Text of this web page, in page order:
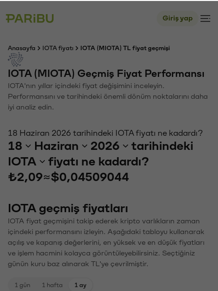
Giriş yap
Anasayfa IOTA fiyatı IOTA (MIOTA) TL fiyat geçmişi
IOTA (MIOTA) Geçmiş Fiyat Performansı
IOTA'nın yıllar içindeki fiyat değişimini inceleyin.
Performansını ve tarihindeki önemli dönüm noktalarını daha
iyi analiz edin.
18 Haziran 2026 tarihindeki IOTA fiyatı ne kadardı?
18 Haziran 2026
tarihindeki
IOTA
fiyatı ne kadardı?
₺2,09≈$0,04509044
IOTA geçmiş fiyatları
IOTA fiyat geçmişini takip ederek kripto varlıkların zaman
içindeki performansını izleyin. Aşağıdaki tabloyu kullanarak
açılış ve kapanış değerlerini, en yüksek ve en düşük fiyatları
ve işlem hacmini kolayca görüntüleyebilirsiniz. Seçtiğiniz
günün kuru baz alınarak TL'ye çevrilmiştir.
1 gün 1 hafta 1 ay